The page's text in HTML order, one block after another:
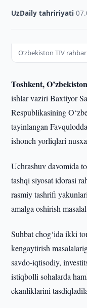
UzDaily tahririyati ·
O‘zbekiston TIV
Toshkent,
ishlar vaziri Baxtiyor
Respublikasining
tayinlangan
ishonch yorliqlari
Uchrashuv davomida
tashqi siyosat idorasi
rasmiy tashrifi
amalga oshirish
Suhbat chog‘ida ikki
kengaytirish
savdo-iqtisodiy,
istiqbolli sohalarda
ekanliklarini